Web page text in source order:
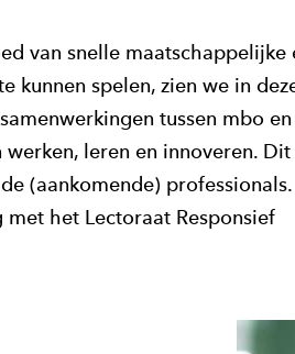
van snelle maatschappelijke
spelen, zien we in
tussen mbo
leren en innoveren.
(aankomende)
met het Lectoraat Responsief